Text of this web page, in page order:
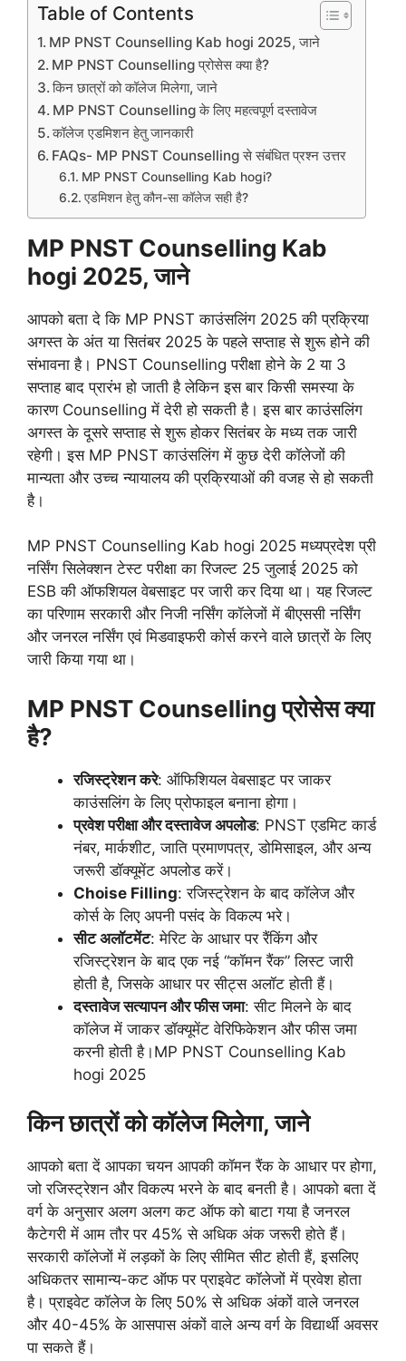
Table of Contents
MP PNST Counselling Kab hogi 2025, जाने
MP PNST Counselling प्रोसेस क्या है?
किन छात्रों को कॉलेज मिलेगा, जाने
MP PNST Counselling के लिए महत्वपूर्ण दस्तावेज
कॉलेज एडमिशन हेतु जानकारी
FAQs- MP PNST Counselling से संबंधित प्रश्न उत्तर
MP PNST Counselling Kab hogi?
एडमिशन हेतु कौन-सा कॉलेज सही है?
MP PNST Counselling Kab
hogi 2025, जाने
आपको बता दे कि MP PNST काउंसलिंग 2025 की प्रक्रिया
अगस्त के अंत या सितंबर 2025 के पहले सप्ताह से शुरू होने की
संभावना है। PNST Counselling परीक्षा होने के 2 या 3
सप्ताह बाद प्रारंभ हो जाती है लेकिन इस बार किसी समस्या के
कारण Counselling में देरी हो सकती है। इस बार काउंसलिंग
अगस्त के दूसरे सप्ताह से शुरू होकर सितंबर के मध्य तक जारी
रहेगी। इस MP PNST काउंसलिंग में कुछ देरी कॉलेजों की
मान्यता और उच्च न्यायालय की प्रक्रियाओं की वजह से हो सकती
है।
MP PNST Counselling Kab hogi 2025 मध्यप्रदेश प्री
नर्सिंग सिलेक्शन टेस्ट परीक्षा का रिजल्ट 25 जुलाई 2025 को
ESB की ऑफशियल वेबसाइट पर जारी कर दिया था। यह रिजल्ट
का परिणाम सरकारी और निजी नर्सिंग कॉलेजों में बीएससी नर्सिंग
और जनरल नर्सिंग एवं मिडवाइफरी कोर्स करने वाले छात्रों के लिए
जारी किया गया था।
MP PNST Counselling प्रोसेस क्या
है?
रजिस्ट्रेशन करे: ऑफिशियल वेबसाइट पर जाकर
काउंसलिंग के लिए प्रोफाइल बनाना होगा।
प्रवेश परीक्षा और दस्तावेज अपलोड: PNST एडमिट कार्ड
नंबर, मार्कशीट, जाति प्रमाणपत्र, डोमिसाइल, और अन्य
जरूरी डॉक्यूमेंट अपलोड करें।
Choise Filling: रजिस्ट्रेशन के बाद कॉलेज और
कोर्स के लिए अपनी पसंद के विकल्प भरे।
सीट अलॉटमेंट: मेरिट के आधार पर रैंकिंग और
रजिस्ट्रेशन के बाद एक नई “कॉमन रैंक” लिस्ट जारी
होती है, जिसके आधार पर सीट्स अलॉट होती हैं।
दस्तावेज सत्यापन और फीस जमा: सीट मिलने के बाद
कॉलेज में जाकर डॉक्यूमेंट वेरिफिकेशन और फीस जमा
करनी होती है।MP PNST Counselling Kab
hogi 2025
किन छात्रों को कॉलेज मिलेगा, जाने
आपको बता दें आपका चयन आपकी कॉमन रैंक के आधार पर होगा,
जो रजिस्ट्रेशन और विकल्प भरने के बाद बनती है। आपको बता दें
वर्ग के अनुसार अलग अलग कट ऑफ को बाटा गया है जनरल
कैटेगरी में आम तौर पर 45% से अधिक अंक जरूरी होते हैं।
सरकारी कॉलेजों में लड़कों के लिए सीमित सीट होती हैं, इसलिए
अधिकतर सामान्य-कट ऑफ पर प्राइवेट कॉलेजों में प्रवेश होता
है। प्राइवेट कॉलेज के लिए 50% से अधिक अंकों वाले जनरल
और 40-45% के आसपास अंकों वाले अन्य वर्ग के विद्यार्थी अवसर
पा सकते हैं।